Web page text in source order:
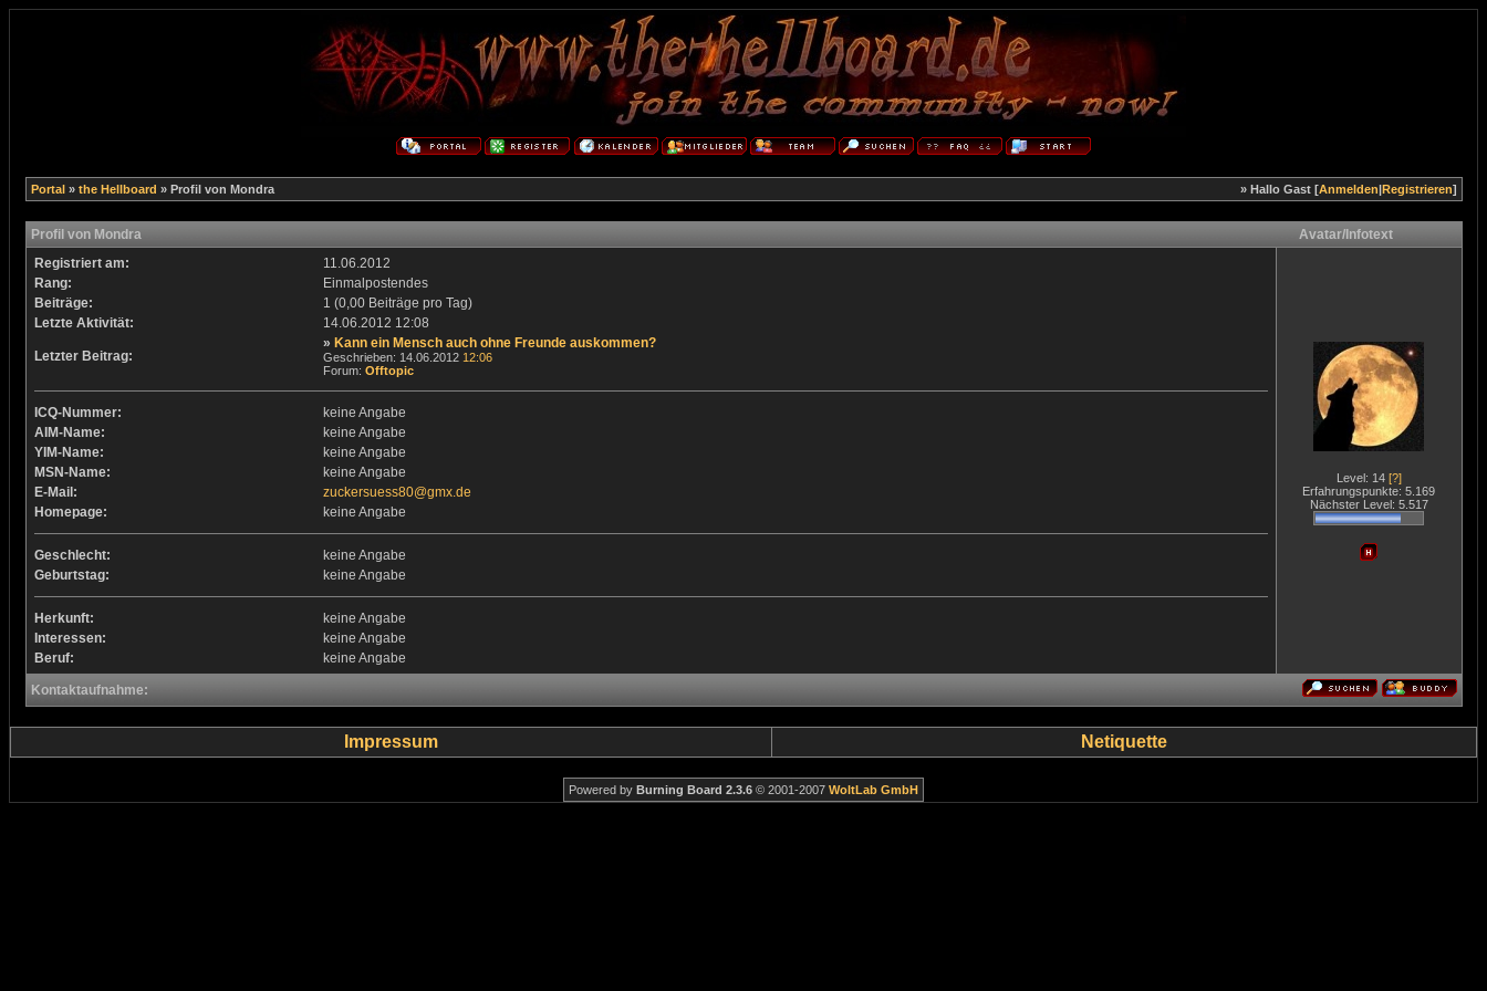
Portal» the Hellboard » Profil von Mondra » Hallo Gast [Anmelden|Registrieren]
Profil von Mondra
Avatar/Infotext
Registriert am:
11.06.2012
Rang:
Einmalpostendes
Beiträge:
1 (0,00 Beiträge pro Tag)
Letzte Aktivität:
14.06.2012 12:08
Letzter Beitrag:
» Kann ein Mensch auch ohne Freunde auskommen?
Geschrieben: 14.06.2012 12:06
Forum: Offtopic
ICQ-Nummer:
keine Angabe
AIM-Name:
keine Angabe
YIM-Name:
keine Angabe
MSN-Name:
keine Angabe
E-Mail:
zuckersuess80@gmx.de
Homepage:
keine Angabe
Geschlecht:
keine Angabe
Geburtstag:
keine Angabe
Herkunft:
keine Angabe
Interessen:
keine Angabe
Beruf:
keine Angabe
Level: 14 [?]
Erfahrungspunkte: 5.169
Nächster Level: 5.517
Kontaktaufnahme:
Impressum Netiquette
Powered by Burning Board 2.3.6 © 2001-2007 WoltLab GmbH